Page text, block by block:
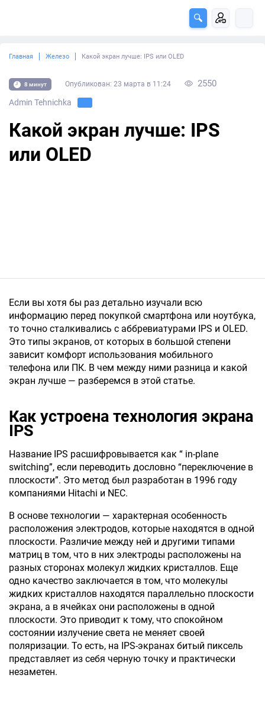
Главная Железо Какой экран лучше: IPS или OLED
8 минут Опубликован: 23 марта в 11:24 2550
Admin Tehnichka
Какой экран лучше: IPS
или OLED
Если вы хотя бы раз детально изучали всю
информацию перед покупкой смартфона или ноутбука,
то точно сталкивались с аббревиатурами IPS и OLED.
Это типы экранов, от которых в большой степени
зависит комфорт использования мобильного
телефона или ПК. В чем между ними разница и какой
экран лучше — разберемся в этой статье.
Как устроена технология экрана
IPS
Название IPS расшифровывается как “ in-plane
switching”, если переводить дословно “переключение в
плоскости”. Это метод был разработан в 1996 году
компаниями Hitachi и NEC.
В основе технологии — характерная особенность
расположения электродов, которые находятся в одной
плоскости. Различие между ней и другими типами
матриц в том, что в них электроды расположены на
разных сторонах молекул жидких кристаллов. Еще
одно качество заключается в том, что молекулы
жидких кристаллов находятся параллельно плоскости
экрана, а в ячейках они расположены в одной
плоскости. Это приводит к тому, что спокойном
состоянии излучение света не меняет своей
поляризации. То есть, на IPS-экранах битый пиксель
представляет из себя черную точку и практически
незаметен.